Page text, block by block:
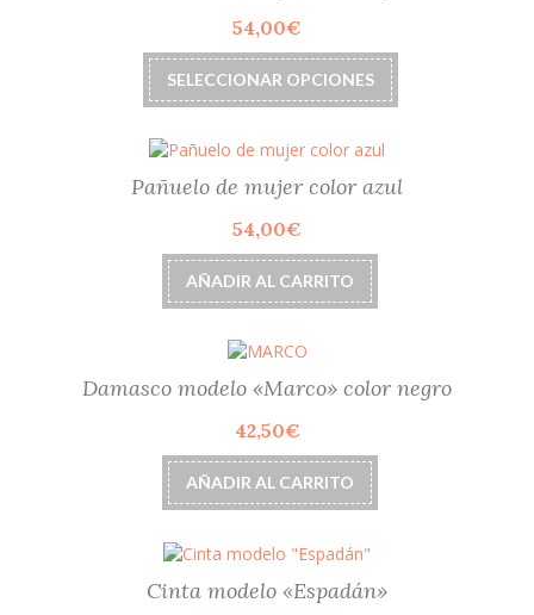
pueden
elegir
en
producto
54,00€
SELECCIONAR OPCIONES
Este
producto
tiene
Las
producto
Pañuelo de mujer color azul
54,00€
AÑADIR AL CARRITO
Damasco modelo «Marco» color negro
42,50€
AÑADIR AL CARRITO
Cinta modelo «Espadán»